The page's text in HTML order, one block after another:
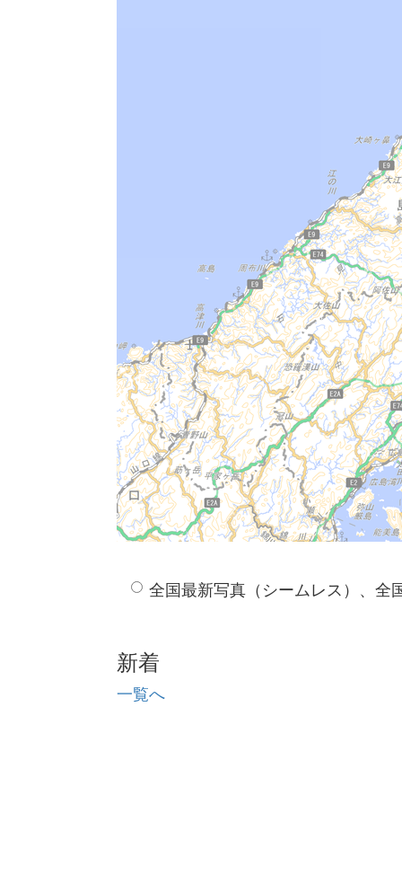
全国最新写真（シームレス）、全
新着
一覧へ